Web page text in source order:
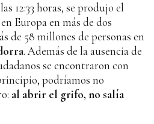
12:33 horas, se produjo el
Europa en más de dos
de 58 millones de personas en
. Además de la ausencia de
se encontraron con
podríamos no
al abrir el grifo, no salía